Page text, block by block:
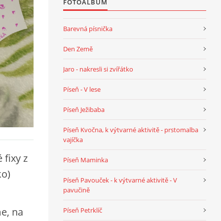
fixy z
na
Barevná písnička
Den Země
Jaro - nakresli si zvířátko
Píseň - V lese
Píseň Ježibaba
Píseň Kvočna, k výtvarné aktivitě - prstomalba
vajíčka
Píseň Maminka
Píseň Pavouček - k výtvarné aktivitě - V
pavučině
Píseň Petrklíč